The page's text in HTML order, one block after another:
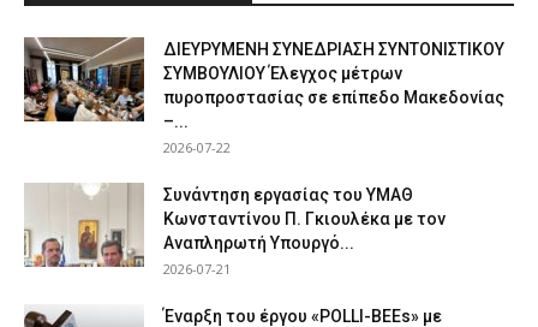
ΔΙΕΥΡΥΜΕΝΗ ΣΥΝΕΔΡΙΑΣΗ ΣΥΝΤΟΝΙΣΤΙΚΟΥ
ΣΥΜΒΟΥΛΙΟΥ Έλεγχος μέτρων
πυροπροστασίας σε επίπεδο Μακεδονίας
–...
2026-07-22
Συνάντηση εργασίας του ΥΜΑΘ
Κωνσταντίνου Π. Γκιουλέκα με τον
Αναπληρωτή Υπουργό...
2026-07-21
Έναρξη του έργου «POLLI-BEEs» με